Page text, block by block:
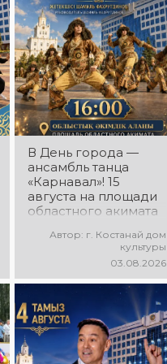
В День города —
ансамбль танца
«Карнавал»! 15
августа на площади
областного акимата
концертная
ансамбля танца
«Карнавал»!
ансамбля — Шамиль
Фахрутдинов. Вас
ждут зрелищные
хореографические
Автор: г. Костанай дом
культуры
03.08.2026